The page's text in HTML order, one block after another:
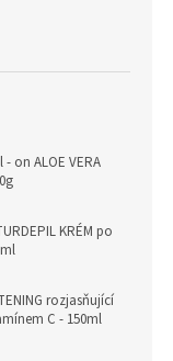
on ALOE VERA
KRÉM po
rozjasňující
C - 150ml